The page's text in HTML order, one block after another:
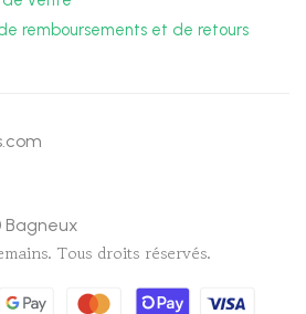
remboursements et de retours
Bagneux
Tous droits réservés.